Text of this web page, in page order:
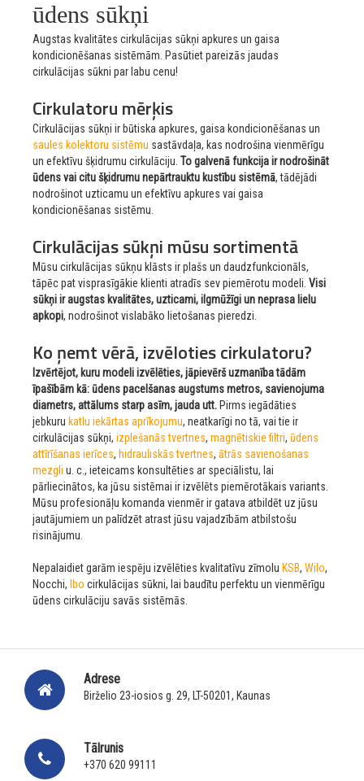
ūdens sūkņi
Augstas kvalitātes cirkulācijas sūkņi apkures un gaisa
kondicionēšanas sistēmām. Pasūtiet pareizās jaudas
cirkulācijas sūkni par labu cenu!
Cirkulatoru mērķis
Cirkulācijas sūkņi ir būtiska apkures, gaisa kondicionēšanas un
saules kolektoru sistēmu sastāvdaļa, kas nodrošina vienmērīgu
un efektīvu šķidrumu cirkulāciju. To galvenā funkcija ir nodrošināt
ūdens vai citu šķidrumu nepārtrauktu kustību sistēmā, tādējādi
nodrošinot uzticamu un efektīvu apkures vai gaisa
kondicionēšanas sistēmu.
Cirkulācijas sūkņi mūsu sortimentā
Mūsu cirkulācijas sūkņu klāsts ir plašs un daudzfunkcionāls,
tāpēc pat visprasīgākie klienti atradīs sev piemērotu modeli. Visi
sūkņi ir augstas kvalitātes, uzticami, ilgmūžīgi un neprasa lielu
apkopi, nodrošinot vislabāko lietošanas pieredzi.
Ko ņemt vērā, izvēloties cirkulatoru?
Izvērtējot, kuru modeli izvēlēties, jāpievērš uzmanība tādām
īpašībām kā: ūdens pacelšanas augstums metros, savienojuma
diametrs, attālums starp asīm, jauda utt. Pirms iegādāties
jebkuru katlu iekārtas aprīkojumu, neatkarīgi no tā, vai tie ir
cirkulācijas sūkņi, izplešanās tvertnes, magnētiskie filtri, ūdens
attīrīšanas ierīces, hidrauliskās tvertnes, ātrās savienošanas
mezgli u. c., ieteicams konsultēties ar speciālistu, lai
pārliecinātos, ka jūsu sistēmai ir izvēlēts piemērotākais variants.
Mūsu profesionāļu komanda vienmēr ir gatava atbildēt uz jūsu
jautājumiem un palīdzēt atrast jūsu vajadzībām atbilstošu
risinājumu.
Nepalaidiet garām iespēju izvēlēties kvalitatīvu zīmolu KSB, Wilo,
Nocchi, Ibo cirkulācijas sūkni, lai baudītu perfektu un vienmērīgu
ūdens cirkulāciju savās sistēmās.
Adrese
Birželio 23-iosios g. 29, LT-50201, Kaunas
Tālrunis
+370 620 99111